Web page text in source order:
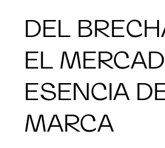
DEL
EL
ESENCIA
MARCA